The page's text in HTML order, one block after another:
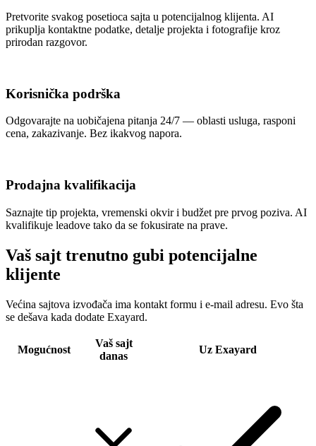
Pretvorite svakog posetioca sajta u potencijalnog klijenta. AI
prikuplja kontaktne podatke, detalje projekta i fotografije kroz
prirodan razgovor.
Korisnička podrška
Odgovarajte na uobičajena pitanja 24/7 — oblasti usluga, rasponi
cena, zakazivanje. Bez ikakvog napora.
Prodajna kvalifikacija
Saznajte tip projekta, vremenski okvir i budžet pre prvog poziva. AI
kvalifikuje leadove tako da se fokusirate na prave.
Vaš sajt trenutno gubi potencijalne
klijente
Većina sajtova izvođača ima kontakt formu i e-mail adresu. Evo šta
se dešava kada dodate Exayard.
Mogućnost
Vaš sajt
danas
Uz Exayard